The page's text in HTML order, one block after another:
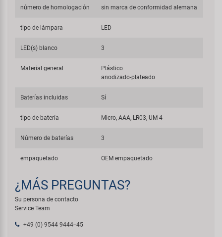
número de homologación sin marca de conformidad alemana
tipo de lámpara LED
LED(s) blanco 3
Material general
Plástico
anodizado-plateado
Baterías incluidas Sí
tipo de batería Micro, AAA, LR03, UM-4
Número de baterías 3
empaquetado OEM empaquetado
¿MÁS PREGUNTAS?
Su persona de contacto
Service Team
+49 (0) 9544 9444--45